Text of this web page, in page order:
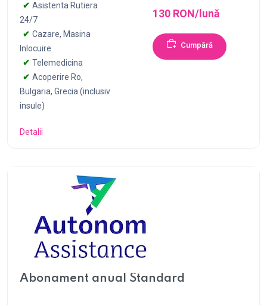
Asistenta Rutiera
24/7
Cazare, Masina
Inlocuire
Telemedicina
Acoperire Ro,
Bulgaria, Grecia (inclusiv
insule)
Detalii
130 RON/lună
Cumpără
Abonament anual Standard